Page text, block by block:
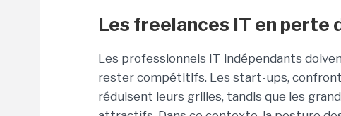
Les freelances IT en perte
Les professionnels IT indépendants
rester compétitifs. Les start-ups,
réduisent leurs grilles, tandis que les